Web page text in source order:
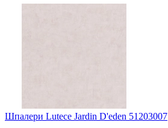
Шпалери Lutece Jardin D'eden 51203007